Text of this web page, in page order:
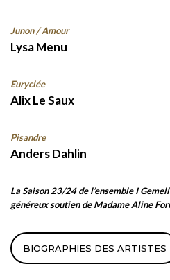
Junon / Amour
Lysa Menu
Euryclée
Alix Le Saux
Pisandre
Anders Dahlin
La Saison 23/24 de l’ensemble I
généreux soutien de Madame Aline
BIOGRAPHIES DES ARTISTES